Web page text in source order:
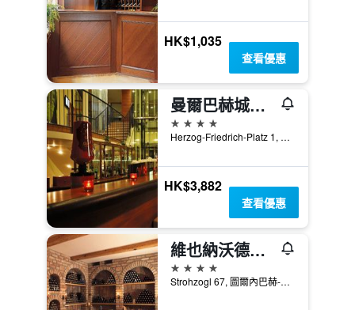
HK$1,035
查看優惠
曼爾巴赫城堡公園酒店 - 莫爾巴赫
4星級
Herzog-Friedrich-Platz 1, 莫爾巴赫, 下奧地利州, 奧地利
HK$3,882
查看優惠
維也納沃德霍夫麗格酒店 - 圖爾內爾巴赫
4星級
Strohzogl 67, 圖爾內巴赫-勞維斯, 下奧地利州, 奧地利